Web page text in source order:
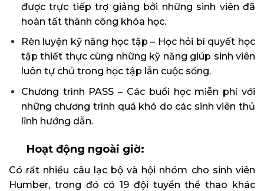
được trực tiếp trợ giảng bởi những sinh viên đã
hoàn tất thành công khóa học.
Rèn luyện kỹ năng học tập – Học hỏi bí quyết học
tập thiết thực cùng những kỹ năng giúp sinh viên
luôn tự chủ trong học tập lẫn cuộc sống.
Chương trình PASS – Các buổi học miễn phí với
những chương trình quá khó do các sinh viên thủ
lĩnh hướng dẫn.
Hoạt động ngoài giờ:
Có rất nhiều câu lạc bộ và hội nhóm cho sinh viên
Humber, trong đó có 19 đội tuyển thể thao khác